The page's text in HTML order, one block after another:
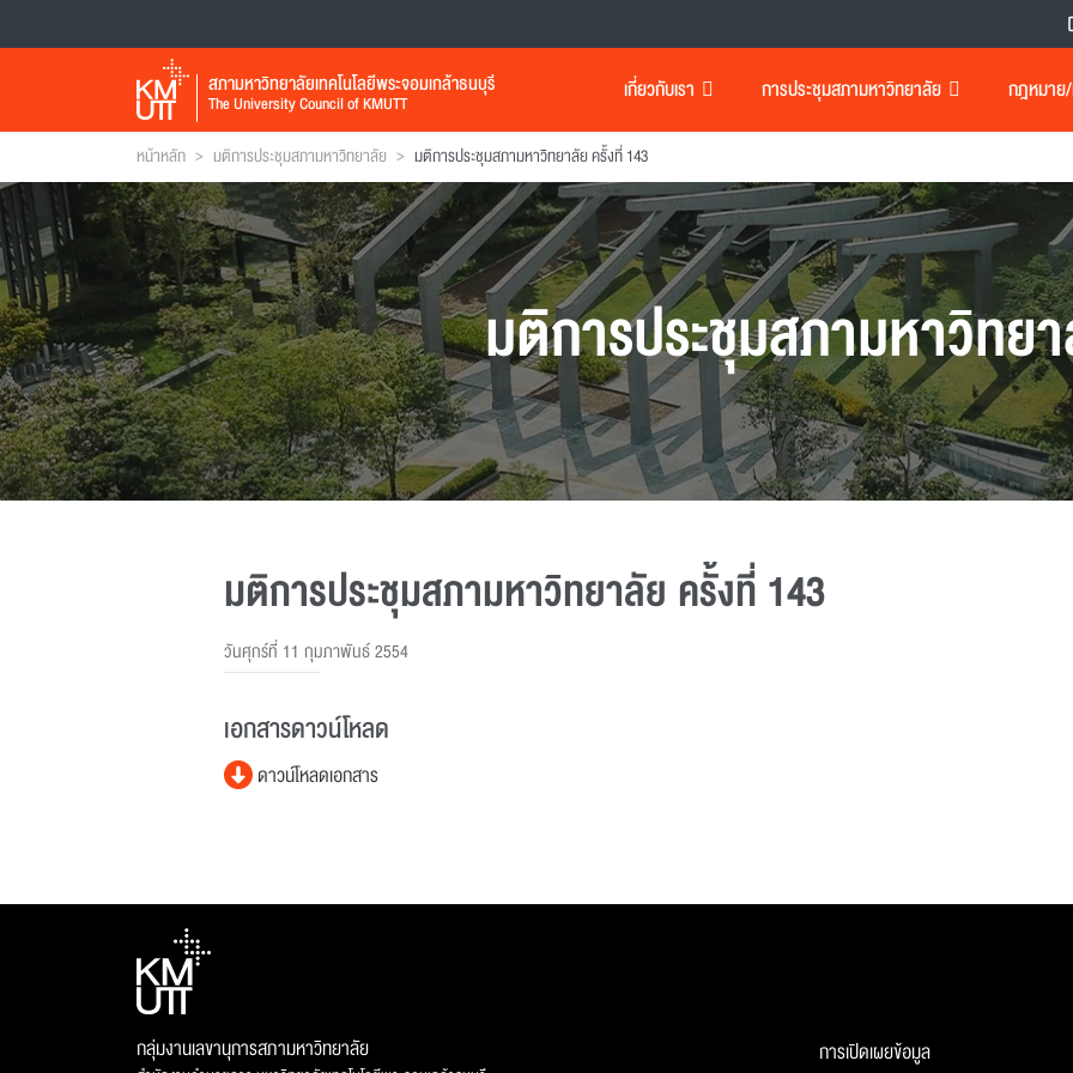
สภามหาวิทยาลัยเทคโนโลยีพระจอมเกล้าธนบุรี
The University Council of KMUTT เกี่ยวกับเรา การประชุมสภามหาวิทยาลัย กฎหมาย/
หน้าหลัก > มติการประชุมสภามหาวิทยาลัย > มติการประชุมสภามหาวิทยาลัย ครั้งที่ 143
มติการประชุมสภามหาวิทย
มติการประชุมสภามหาวิทยาลัย ครั้งที่ 143
วันศุกร์ที่ 11 กุมภาพันธ์ 2554
เอกสารดาวน์โหลด
ดาวน์โหลดเอกสาร
กลุ่มงานเลขานุการสภามหาวิทยาลัย การเปิดเผยข้อมูล